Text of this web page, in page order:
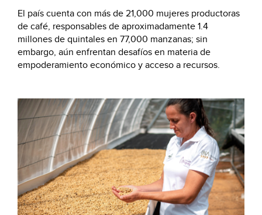
El país cuenta con más de 21,000 mujeres productoras
de café, responsables de aproximadamente 1.4
millones de quintales en 77,000 manzanas; sin
embargo, aún enfrentan desafíos en materia de
empoderamiento económico y acceso a recursos.